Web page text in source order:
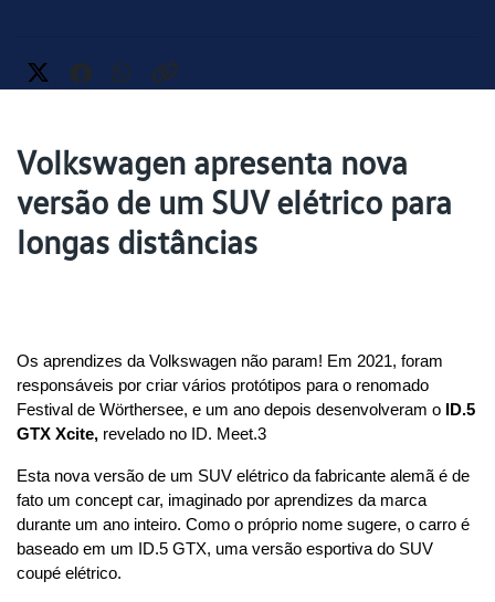
Volkswagen apresenta nova
versão de um SUV elétrico para
longas distâncias
Os aprendizes da Volkswagen não param! Em 2021, foram
responsáveis por criar vários protótipos para o renomado
Festival de Wörthersee, e um ano depois desenvolveram o
ID.5
GTX Xcite, revelado no ID. Meet.3
Esta nova versão de um SUV elétrico da fabricante alemã é de
fato um concept car, imaginado por aprendizes da marca
durante um ano inteiro. Como o próprio nome sugere, o carro é
baseado em um ID.5 GTX, uma versão esportiva do SUV
coupé elétrico.